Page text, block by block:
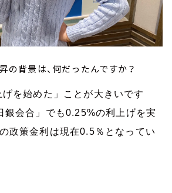
の背景は、何だったんですか？
げを始めた」ことが大きいです
銀会合」でも0.25%の利上げを実
政策金利は現在0.5％となってい